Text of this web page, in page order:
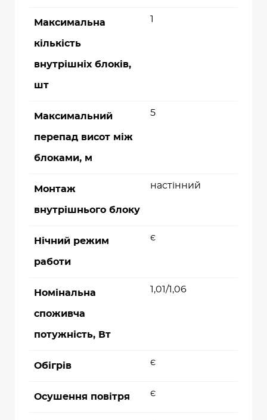
Максимальна
кількість
внутрішніх блоків,
шт
1
Максимальний
перепад висот між
блоками, м
5
Монтаж
внутрішнього блоку
настінний
Нічний режим
работи
є
Номінальна
споживча
потужність, Вт
1,01/1,06
Обігрів є
Осушення повітря є